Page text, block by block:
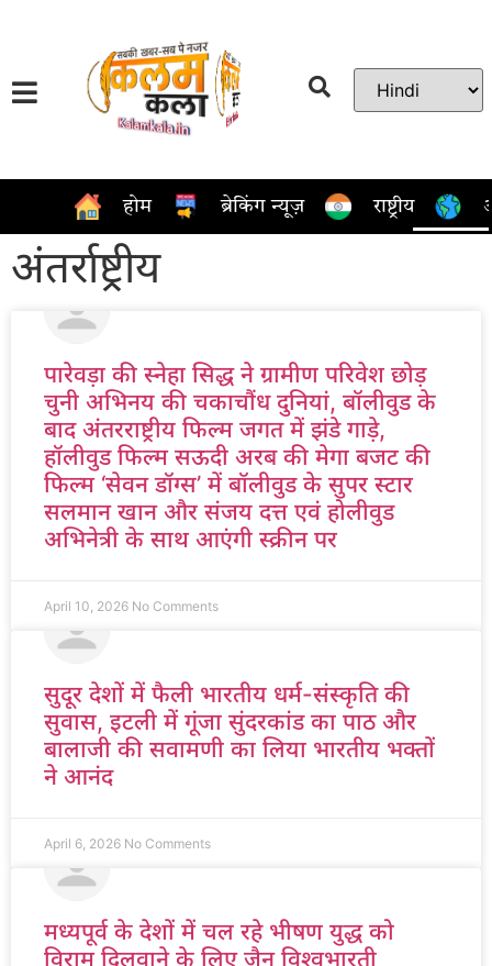
होम ब्रेकिंग न्यूज़ राष्ट्रीय
अंतर्राष्ट्रीय
पारेवड़ा की स्नेहा सिद्ध ने ग्रामीण परिवेश छोड़
चुनी अभिनय की चकाचौंध दुनियां, बॉलीवुड के
बाद अंतरराष्ट्रीय फिल्म जगत में झंडे गाड़े,
हॉलीवुड फिल्म सऊदी अरब की मेगा बजट की
फिल्म ‘सेवन डॉग्स’ में बॉलीवुड के सुपर स्टार
सलमान खान और संजय दत्त एवं होलीवुड
अभिनेत्री के साथ आएंगी स्क्रीन पर
April 10, 2026 No Comments
सुदूर देशों में फैली भारतीय धर्म-संस्कृति की
सुवास, इटली में गूंजा सुंदरकांड का पाठ और
बालाजी की सवामणी का लिया भारतीय भक्तों
ने आनंद
April 6, 2026 No Comments
मध्यपूर्व के देशों में चल रहे भीषण युद्ध को
विराम दिलवाने के लिए जैन विश्वभारती